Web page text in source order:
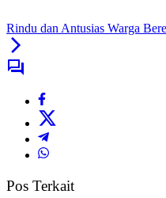
Rindu dan Antusias Warga
Pos Terkait